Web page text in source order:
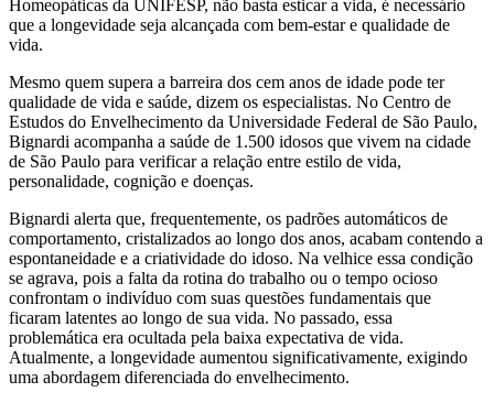
Homeopáticas da UNIFESP, não basta esticar a vida, é necessário
que a longevidade seja alcançada com bem-estar e qualidade de
vida.
Mesmo quem supera a barreira dos cem anos de idade pode ter
qualidade de vida e saúde, dizem os especialistas. No Centro de
Estudos do Envelhecimento da Universidade Federal de São Paulo,
Bignardi acompanha a saúde de 1.500 idosos que vivem na cidade
de São Paulo para verificar a relação entre estilo de vida,
personalidade, cognição e doenças.
Bignardi alerta que, frequentemente, os padrões automáticos de
comportamento, cristalizados ao longo dos anos, acabam contendo a
espontaneidade e a criatividade do idoso. Na velhice essa condição
se agrava, pois a falta da rotina do trabalho ou o tempo ocioso
confrontam o indivíduo com suas questões fundamentais que
ficaram latentes ao longo de sua vida. No passado, essa
problemática era ocultada pela baixa expectativa de vida.
Atualmente, a longevidade aumentou significativamente, exigindo
uma abordagem diferenciada do envelhecimento.